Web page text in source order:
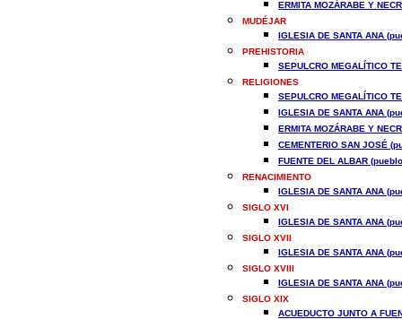
ERMITA MOZÁRABE Y
MUDÉJAR
IGLESIA DE SANTA ANA
PREHISTORIA
SEPULCRO MEGALÍTICO
RELIGIONES
SEPULCRO MEGALÍTICO
IGLESIA DE SANTA ANA
ERMITA MOZÁRABE Y
CEMENTERIO SAN JOSÉ
FUENTE DEL ALBAR
RENACIMIENTO
IGLESIA DE SANTA ANA
SIGLO XVI
IGLESIA DE SANTA ANA
SIGLO XVII
IGLESIA DE SANTA ANA
SIGLO XVIII
IGLESIA DE SANTA ANA
SIGLO XIX
ACUEDUCTO JUNTO A